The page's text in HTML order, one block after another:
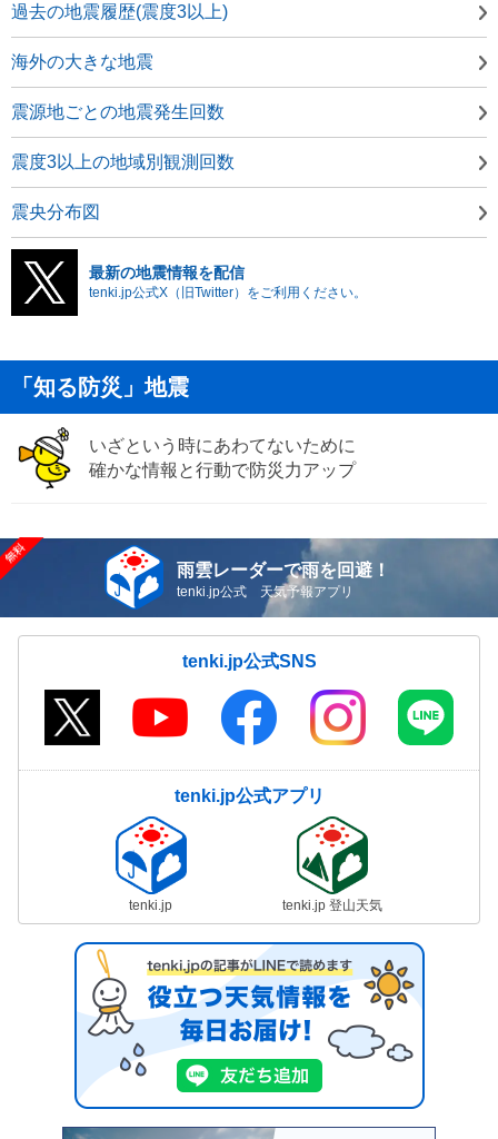
過去の地震履歴(震度3以上)
海外の大きな地震
震源地ごとの地震発生回数
震度3以上の地域別観測回数
震央分布図
最新の地震情報を配信
tenki.jp公式X（旧Twitter）をご利用ください。
「知る防災」地震
いざという時にあわてないために
確かな情報と行動で防災力アップ
雨雲レーダーで雨を回避！
tenki.jp公式 天気予報アプリ
tenki.jp公式SNS
tenki.jp公式アプリ
tenki.jp tenki.jp 登山天気